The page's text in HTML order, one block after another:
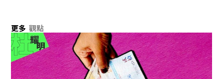
更多 觀點